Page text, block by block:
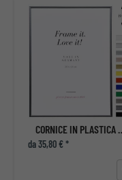
CORNICE IN
da 35,80 € *